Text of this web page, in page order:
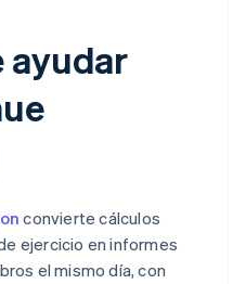
ayudar
convierte cálculos
ejercicio en informes
el mismo día, con